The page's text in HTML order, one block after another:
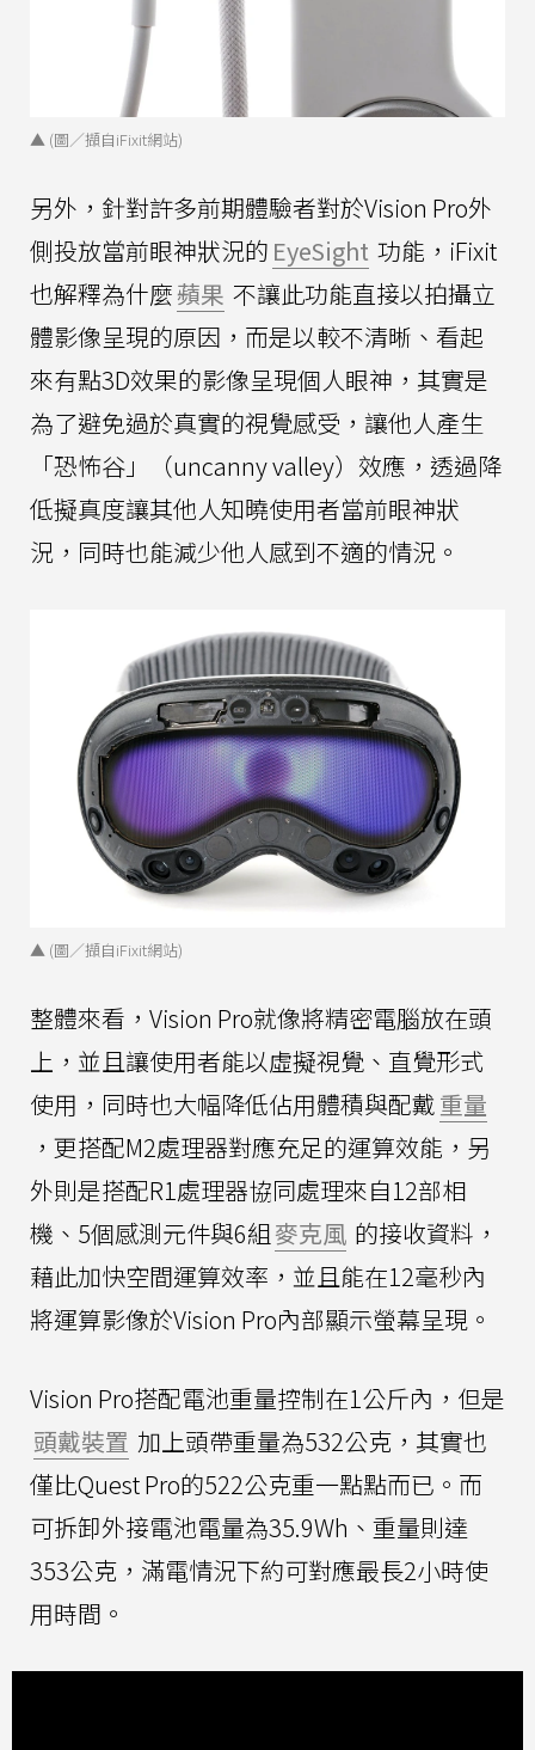
▲ (圖／擷自iFixit網站)
另外，針對許多前期體驗者對於Vision Pro外
側投放當前眼神狀況的 EyeSight 功能，iFixit
也解釋為什麼蘋果 不讓此功能直接以拍攝立
體影像呈現的原因，而是以較不清晰、看起
來有點3D效果的影像呈現個人眼神，其實是
為了避免過於真實的視覺感受，讓他人產生
「恐怖谷」（uncanny valley）效應，透過降
低擬真度讓其他人知曉使用者當前眼神狀
況，同時也能減少他人感到不適的情況。
▲ (圖／擷自iFixit網站)
整體來看，Vision Pro就像將精密電腦放在頭
上，並且讓使用者能以虛擬視覺、直覺形式
使用，同時也大幅降低佔用體積與配戴重量
，更搭配M2處理器對應充足的運算效能，另
外則是搭配R1處理器協同處理來自12部相
機、5個感測元件與6組麥克風 的接收資料，
藉此加快空間運算效率，並且能在12毫秒內
將運算影像於Vision Pro內部顯示螢幕呈現。
Vision Pro搭配電池重量控制在1公斤內，但是
頭戴裝置 加上頭帶重量為532公克，其實也
僅比Quest Pro的522公克重一點點而已。而
可拆卸外接電池電量為35.9Wh、重量則達
353公克，滿電情況下約可對應最長2小時使
用時間。